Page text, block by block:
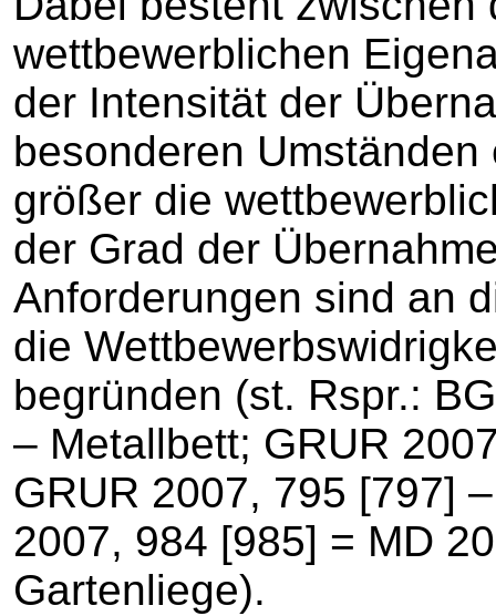
wettbewerblichen
der Intensität der
besonderen
größer die
der Grad der
Anforderungen sind an
die
begründen (st. Rspr.:
– Metallbett; GRUR
GRUR 2007, 795 [797]
2007, 984 [985] = MD
Gartenliege).